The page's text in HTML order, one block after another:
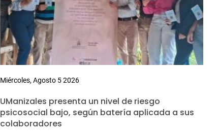
Miércoles, Agosto 5 2026
UManizales presenta un nivel de riesgo
psicosocial bajo, según batería aplicada a sus
colaboradores